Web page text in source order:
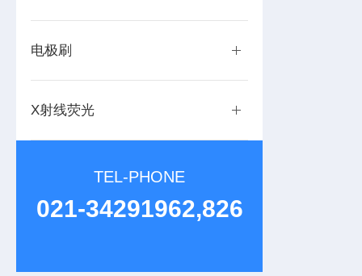
电极刷
X射线荧光
TEL-PHONE
021-34291962,826